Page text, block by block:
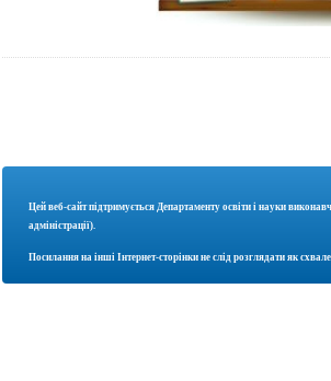
Цей веб-сайт підтримується Департаменту освіти і науки
адміністрації).
Посилання на інші Інтернет-сторінки не слід розглядати як